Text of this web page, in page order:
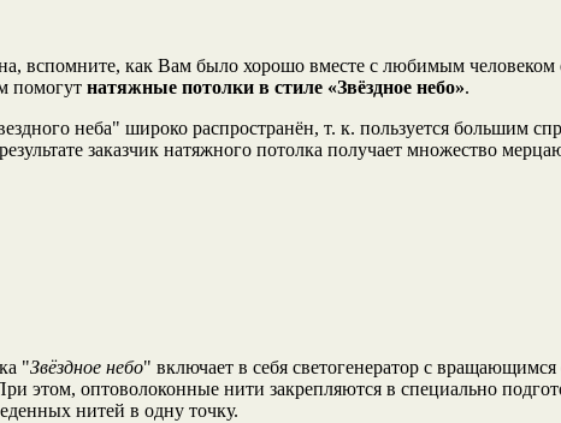
вспомните, как Вам было хорошо вместе с любимым
помогут натяжные потолки в стиле «Звёздное небо».
неба" широко распространён, т. к. пользуется большим
заказчик натяжного потолка получает множество
"Звёздное небо" включает в себя светогенератор с
этом, оптоволоконные нити закрепляются в специально
нитей в одну точку.